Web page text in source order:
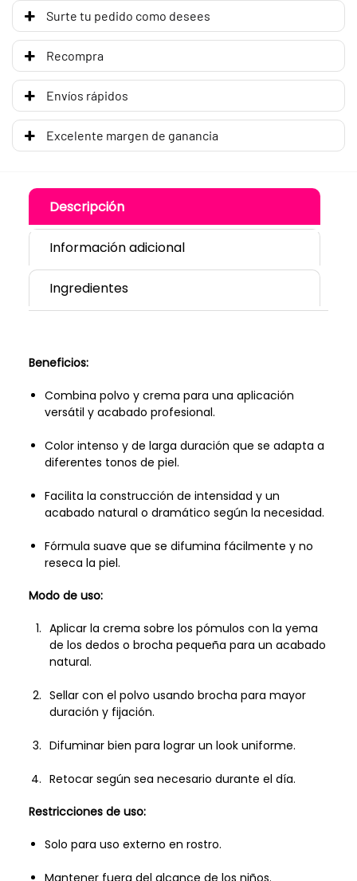
Surte tu pedido como desees
Recompra
Envíos rápidos
Excelente margen de ganancia
Descripción
Información adicional
Ingredientes
Beneficios:
Combina polvo y crema para una aplicación
versátil y acabado profesional.
Color intenso y de larga duración que se adapta a
diferentes tonos de piel.
Facilita la construcción de intensidad y un
acabado natural o dramático según la necesidad.
Fórmula suave que se difumina fácilmente y no
reseca la piel.
Modo de uso:
Aplicar la crema sobre los pómulos con la yema
de los dedos o brocha pequeña para un acabado
natural.
Sellar con el polvo usando brocha para mayor
duración y fijación.
Difuminar bien para lograr un look uniforme.
Retocar según sea necesario durante el día.
Restricciones de uso:
Solo para uso externo en rostro.